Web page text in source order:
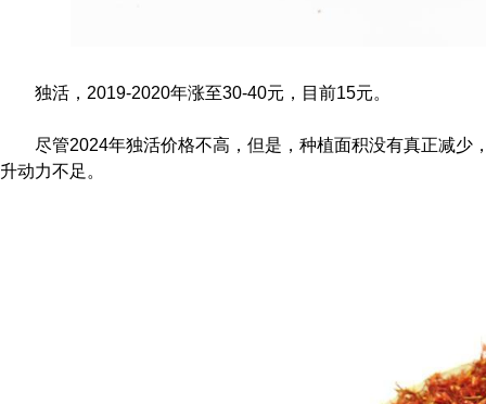
独活，2019-2020年涨至30-40元，目前15元。
尽管2024年独活价格不高，但是，种植面积没有真正减少
升动力不足。